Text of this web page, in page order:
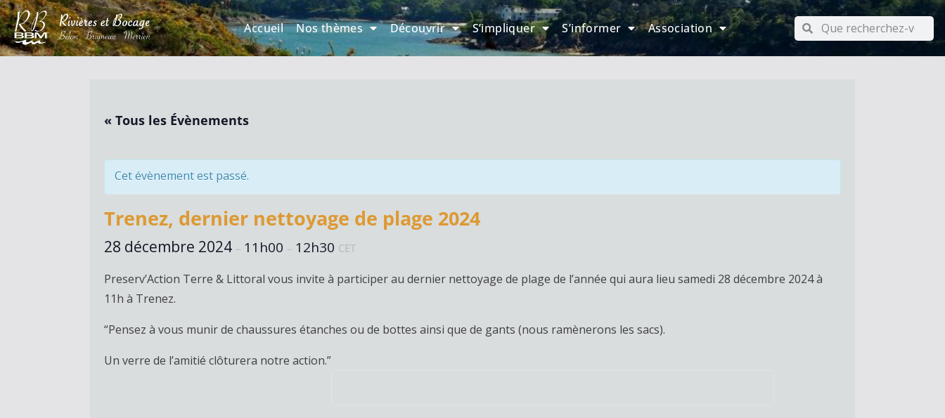
Accueil Nos thèmes Découvrir S’impliquer S’informer Association
« Tous les Évènements
Cet évènement est passé.
Trenez, dernier nettoyage de plage 2024
28 décembre 2024 – 11h00 – 12h30 CET
Preserv’Action Terre & Littoral vous invite à participer au dernier nettoyage de plage de l’année qui aura lieu samedi 28 décembre 2024 à
11h à Trenez.
“Pensez à vous munir de chaussures étanches ou de bottes ainsi que de gants (nous ramènerons les sacs).
Un verre de l’amitié clôturera notre action.”